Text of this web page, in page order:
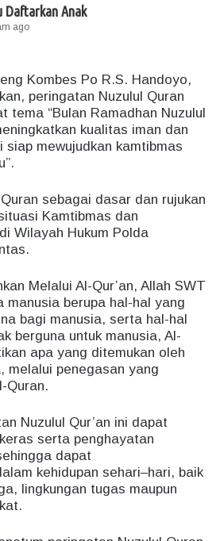
Daftarkan Anak
ago
Kombes Po R.S. Handoyo,
peringatan Nuzulul Quran
tema “Bulan Ramadhan Nuzulul
kualitas iman dan
mewujudkan kamtibmas
sebagai dasar dan rujukan
Kamtibmas dan
Wilayah Hukum Polda
Melalui Al-Qur’an, Allah SWT
manusia berupa hal-hal yang
bagi manusia, serta hal-hal
berguna untuk manusia, Al-
apa yang ditemukan oleh
melalui penegasan yang
Quran.
Nuzulul Qur’an ini dapat
serta penghayatan
dapat
kehidupan sehari–hari, baik
lingkungan tugas maupun